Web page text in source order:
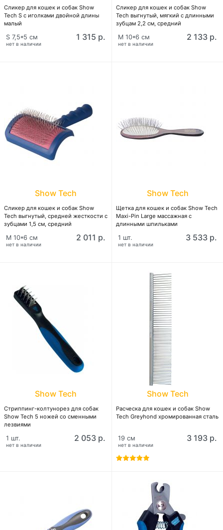
Сликер для кошек и собак Show
Tech S с иголками двойной длины
малый
нет в наличии
S 7,5*5 см 1 315 р.
Сликер для кошек и собак Show
Tech выгнутый, мягкий с длинными
зубцам 2,2 см, средний
нет в наличии
M 10*6 см 2 133 р.
Show Tech
Сликер для кошек и собак Show
Tech выгнутый, средней жесткости с
зубцами 1,5 см, средний
нет в наличии
M 10*6 см 2 011 р.
Show Tech
Щетка для кошек и собак Show Tech
Maxi-Pin Large массажная с
длинными шпильками
нет в наличии
1 шт. 3 533 р.
Show Tech
Стриппинг-колтунорез для собак
Show Tech 5 ножей со сменными
лезвиями
нет в наличии
1 шт. 2 053 р.
Show Tech
Расческа для кошек и собак Show
Tech Greyhond хромированная сталь
нет в наличии
19 см 3 193 р.